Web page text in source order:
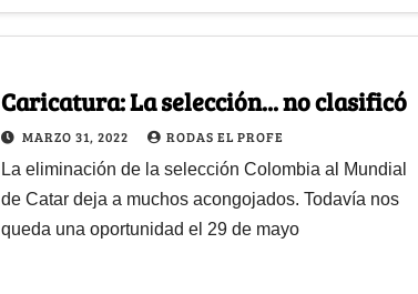
Caricatura: La selección... no clasificó
MARZO 31, 2022 RODAS EL PROFE
La eliminación de la selección Colombia al Mundial
de Catar deja a muchos acongojados. Todavía nos
queda una oportunidad el 29 de mayo